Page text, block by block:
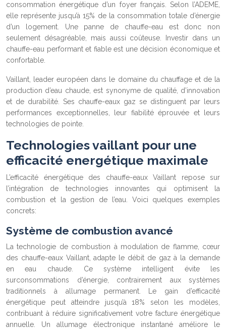
consommation énergétique d’un foyer français. Selon l’ADEME,
elle représente jusqu’à 15% de la consommation totale d’énergie
d’un logement. Une panne de chauffe-eau est donc non
seulement désagréable, mais aussi coûteuse. Investir dans un
chauffe-eau performant et fiable est une décision économique et
confortable.
Vaillant, leader européen dans le domaine du chauffage et de la
production d’eau chaude, est synonyme de qualité, d’innovation
et de durabilité. Ses chauffe-eaux gaz se distinguent par leurs
performances exceptionnelles, leur fiabilité éprouvée et leurs
technologies de pointe.
Technologies vaillant pour une
efficacité energétique maximale
L’efficacité énergétique des chauffe-eaux Vaillant repose sur
l’intégration de technologies innovantes qui optimisent la
combustion et la gestion de l’eau. Voici quelques exemples
concrets:
Système de combustion avancé
La technologie de combustion à modulation de flamme, cœur
des chauffe-eaux Vaillant, adapte le débit de gaz à la demande
en eau chaude. Ce système intelligent évite les
surconsommations d’énergie, contrairement aux systèmes
traditionnels à allumage permanent. Le gain d’efficacité
énergétique peut atteindre jusqu’à 18% selon les modèles,
contribuant à réduire significativement votre facture énergétique
annuelle. Un allumage électronique instantané améliore le